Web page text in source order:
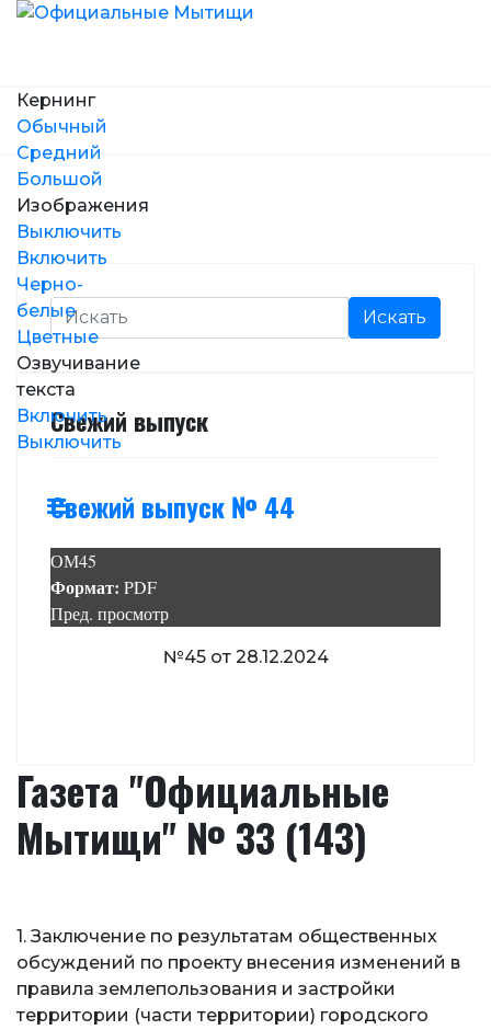
Кернинг
Обычный
Средний
Большой
Изображения
Выключить
Включить
Черно-
белые
Цветные
Озвучивание
текста
Включить
Выключить
Искать
Свежий выпуск
Свежий выпуск № 44
ОМ45
Формат: PDF
Пред. просмотр
№45 от 28.12.2024
Газета "Официальные
Мытищи" № 33 (143)
1. Заключение по результатам общественных
обсуждений по проекту внесения изменений в
правила землепользования и застройки
территории (части территории) городского